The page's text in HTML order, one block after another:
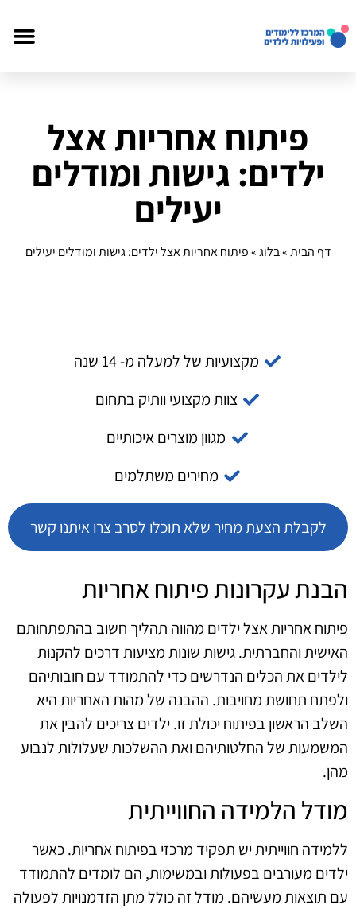
פיתוח אחריות אצל
ילדים: גישות ומודלים
יעילים
דף הבית»בלוג»פיתוח אחריות אצל ילדים: גישות ומודלים יעילים
מקצועיות של למעלה מ- 14 שנה
צוות מקצועי וותיק בתחום
מגוון מוצרים איכותיים
מחירים משתלמים
לקבלת הצעת מחיר שלא תוכלו לסרב צרו איתנו קשר
הבנת עקרונות פיתוח אחריות
פיתוח אחריות אצל ילדים מהווה תהליך חשוב בהתפתחותם
האישית והחברתית. גישות שונות מציעות דרכים להקנות
לילדים את הכלים הנדרשים כדי להתמודד עם חובותיהם
ולפתח תחושת מחויבות. ההבנה של מהות האחריות היא
השלב הראשון בפיתוח יכולת זו. ילדים צריכים להבין את
המשמעות של החלטותיהם ואת ההשלכות שעלולות לנבוע
מהן.
מודל הלמידה החווייתית
ללמידה חווייתית יש תפקיד מרכזי בפיתוח אחריות. כאשר
ילדים מעורבים בפעולות ובמשימות, הם לומדים להתמודד
עם תוצאות מעשיהם. מודל זה כולל מתן הזדמנויות לפעולה